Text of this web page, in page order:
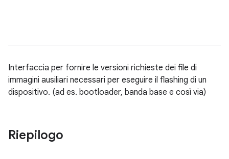
Interfaccia per fornire le versioni richieste dei file di
immagini ausiliari necessari per eseguire il flashing di un
dispositivo. (ad es. bootloader, banda base e così via)
Riepilogo